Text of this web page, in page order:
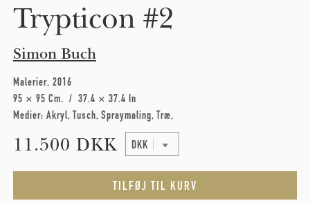
Trypticon #2
Simon Buch
Malerier 2016
95 × 95 Cm
37.4 × 37.4 In
Medier: Akryl Tusch Spraymaling Træ
11.500 DKK